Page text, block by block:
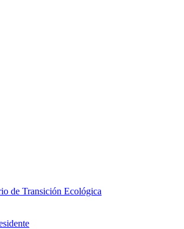
de Transición Ecológica